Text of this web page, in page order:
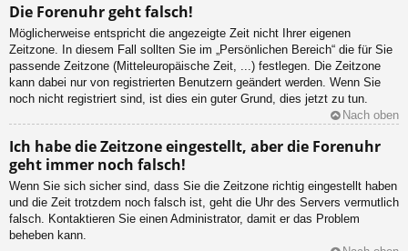
Die Forenuhr geht falsch!
Möglicherweise entspricht die angezeigte Zeit nicht Ihrer eigenen
Zeitzone. In diesem Fall sollten Sie im „Persönlichen Bereich“ die für Sie
passende Zeitzone (Mitteleuropäische Zeit, ...) festlegen. Die Zeitzone
kann dabei nur von registrierten Benutzern geändert werden. Wenn Sie
noch nicht registriert sind, ist dies ein guter Grund, dies jetzt zu tun.
Nach oben
Ich habe die Zeitzone eingestellt, aber die Forenuhr
geht immer noch falsch!
Wenn Sie sich sicher sind, dass Sie die Zeitzone richtig eingestellt haben
und die Zeit trotzdem noch falsch ist, geht die Uhr des Servers vermutlich
falsch. Kontaktieren Sie einen Administrator, damit er das Problem
beheben kann.